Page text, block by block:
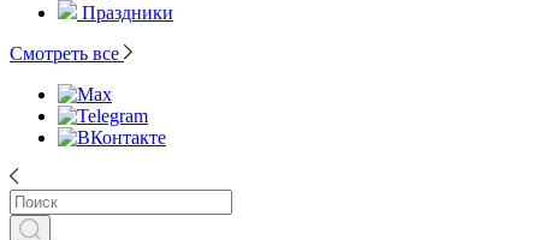
Праздники
Смотреть все